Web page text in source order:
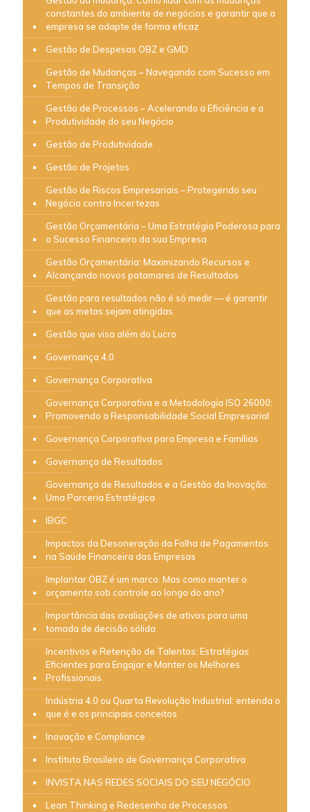
constantes do ambiente de negócios e garantir que a
empresa se adapte de forma eficaz
Gestão de Despesas OBZ e GMD
Gestão de Mudanças – Navegando com Sucesso em
Tempos de Transição
Gestão de Processos – Acelerando a Eficiência e a
Produtividade do seu Negócio
Gestão de Produtividade
Gestão de Projetos
Gestão de Riscos Empresariais – Protegendo seu
Negócio contra Incertezas
Gestão Orçamentária – Uma Estratégia Poderosa para
o Sucesso Financeiro da sua Empresa
Gestão Orçamentária: Maximizando Recursos e
Alcançando novos patamares de Resultados
Gestão para resultados não é só medir — é garantir
que as metas sejam atingidas
Gestão que visa além do Lucro
Governança 4.0
Governança Corporativa
Governança Corporativa e a Metodologia ISO 26000:
Promovendo a Responsabilidade Social Empresarial
Governança Corporativa para Empresa e Famílias
Governança de Resultados
Governança de Resultados e a Gestão da Inovação:
Uma Parceria Estratégica
IBGC
Impactos da Desoneração da Folha de Pagamentos
na Saúde Financeira das Empresas
Implantar OBZ é um marco. Mas como manter o
orçamento sob controle ao longo do ano?
Importância das avaliações de ativos para uma
tomada de decisão sólida
Incentivos e Retenção de Talentos: Estratégias
Eficientes para Engajar e Manter os Melhores
Profissionais
Indústria 4.0 ou Quarta Revolução Industrial: entenda o
que é e os principais conceitos
Inovação e Compliance
Instituto Brasileiro de Governança Corporativa
INVISTA NAS REDES SOCIAIS DO SEU NEGÓCIO
Lean Thinking e Redesenho de Processos